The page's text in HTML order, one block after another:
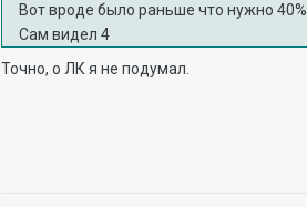
Вот вроде было раньше что нужно
Сам видел 4
Точно, о ЛК я не подумал.